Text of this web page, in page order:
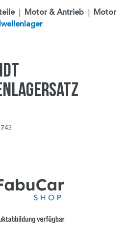
| Motor & Antrieb | Motor